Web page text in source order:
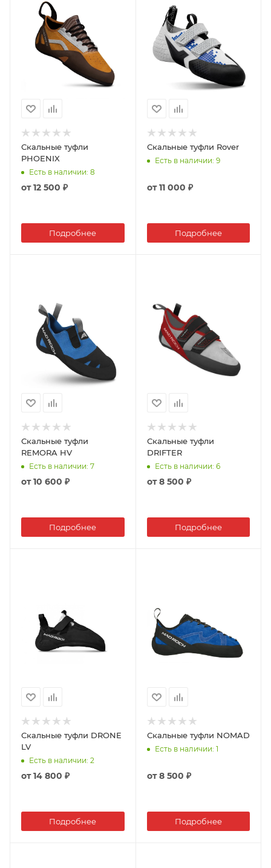
Скальные туфли
PHOENIX
Есть в наличии: 8
от12 500 ₽
Подробнее
Скальные туфли Rover
Есть в наличии: 9
от11 000 ₽
Подробнее
Скальные туфли
REMORA HV
Есть в наличии: 7
от10 600 ₽
Подробнее
Скальные туфли
DRIFTER
Есть в наличии: 6
от8 500 ₽
Подробнее
Скальные туфли DRONE
LV
Есть в наличии: 2
от14 800 ₽
Подробнее
Скальные туфли NOMAD
Есть в наличии: 1
от8 500 ₽
Подробнее